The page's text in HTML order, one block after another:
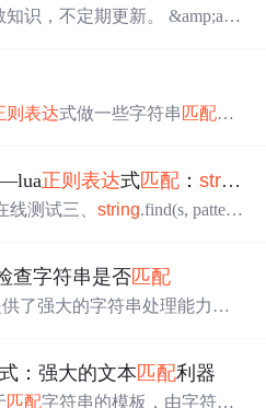
识，不定期更新。 &amp;am
方法 matches的使用。 bool
则表达式做一些字符串 匹配的
Java中更一般使用正则表达式的方式是
，所在package为java.util.rege
正则表达式匹配 ：string
线测试三、string.find(s, pattern
参数，从指定位置开始
pattern作为普通字符串匹配
查字符串是否匹配
了强大的字符串处理能力。
字符串匹配任务。本文提供的
则表达式的实际应用，希望能
式：强大的文本 匹配利器
匹配字符串的模板，由字符和